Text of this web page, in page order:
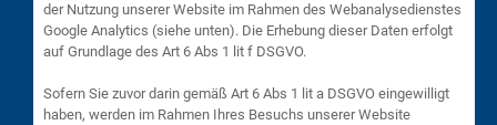
der Nutzung unserer Website im Rahmen des Webanalysedienstes
Google Analytics (siehe unten). Die Erhebung dieser Daten erfolgt
auf Grundlage des Art 6 Abs 1 lit f DSGVO.
Sofern Sie zuvor darin gemäß Art 6 Abs 1 lit a DSGVO eingewilligt
haben, werden im Rahmen Ihres Besuchs unserer Website